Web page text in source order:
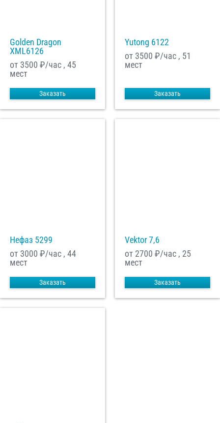
Golden Dragon
XML6126
от 3500 ₽/час , 45
мест
Заказать
Yutong 6122
от 3500 ₽/час , 51
мест
Заказать
Нефаз 5299
от 3000 ₽/час , 44
мест
Заказать
Vektor 7,6
от 2700 ₽/час , 25
мест
Заказать